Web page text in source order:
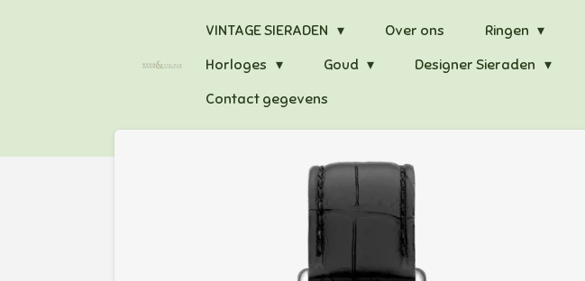
VINTAGE SIERADEN Over ons Ringen
Horloges
Goud Designer Sieraden
Contact gegevens